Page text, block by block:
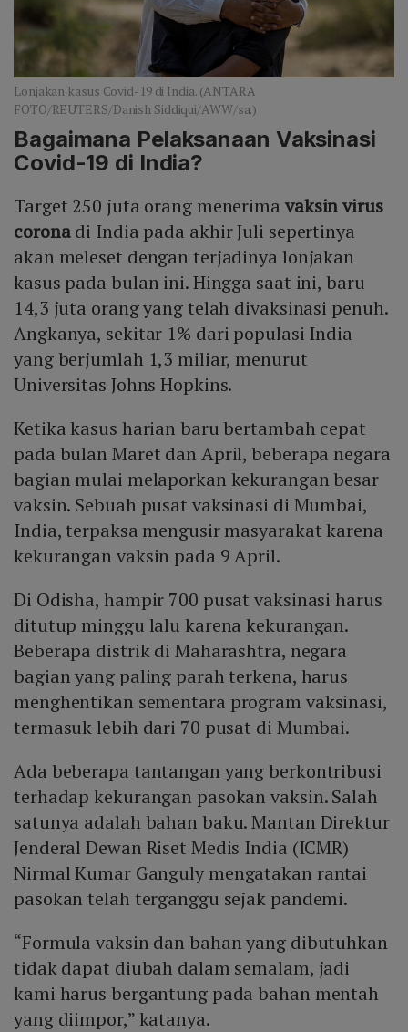
Lonjakan kasus Covid-19 di India. (ANTARA
FOTO/REUTERS/Danish Siddiqui/AWW/sa.)
Bagaimana Pelaksanaan Vaksinasi
Covid-19 di India?
Target 250 juta orang menerima vaksin virus
coronadi India pada akhir Juli sepertinya
akan meleset dengan terjadinya lonjakan
kasus pada bulan ini. Hingga saat ini, baru
14,3 juta orang yang telah divaksinasi penuh.
Angkanya, sekitar 1% dari populasi India
yang berjumlah 1,3 miliar, menurut
Universitas Johns Hopkins.
Ketika kasus harian baru bertambah cepat
pada bulan Maret dan April, beberapa negara
bagian mulai melaporkan kekurangan besar
vaksin. Sebuah pusat vaksinasi di Mumbai,
India, terpaksa mengusir masyarakat karena
kekurangan vaksin pada 9 April.
Di Odisha, hampir 700 pusat vaksinasi harus
ditutup minggu lalu karena kekurangan.
Beberapa distrik di Maharashtra, negara
bagian yang paling parah terkena, harus
menghentikan sementara program vaksinasi,
termasuk lebih dari 70 pusat di Mumbai.
Ada beberapa tantangan yang berkontribusi
terhadap kekurangan pasokan vaksin. Salah
satunya adalah bahan baku. Mantan Direktur
Jenderal Dewan Riset Medis India (ICMR)
Nirmal Kumar Ganguly mengatakan rantai
pasokan telah terganggu sejak pandemi.
“Formula vaksin dan bahan yang dibutuhkan
tidak dapat diubah dalam semalam, jadi
kami harus bergantung pada bahan mentah
yang diimpor,” katanya.